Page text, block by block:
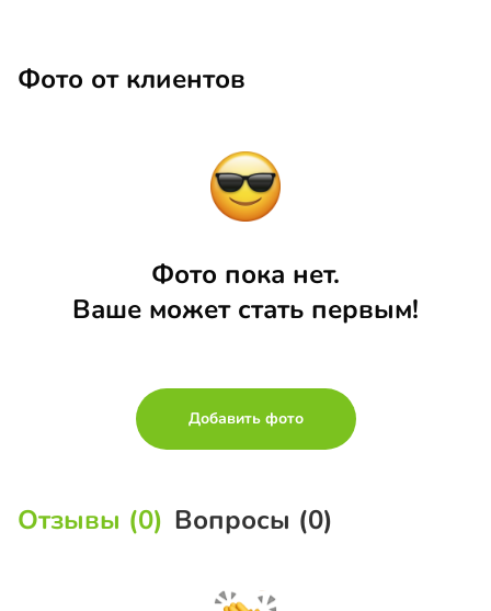
Фото от клиентов
Фото пока нет.
Ваше может стать первым!
Добавить фото
Отзывы (0) Вопросы (0)